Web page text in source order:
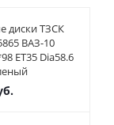
диски ТЗСК
ВАЗ-10
ET35 Dia58.6